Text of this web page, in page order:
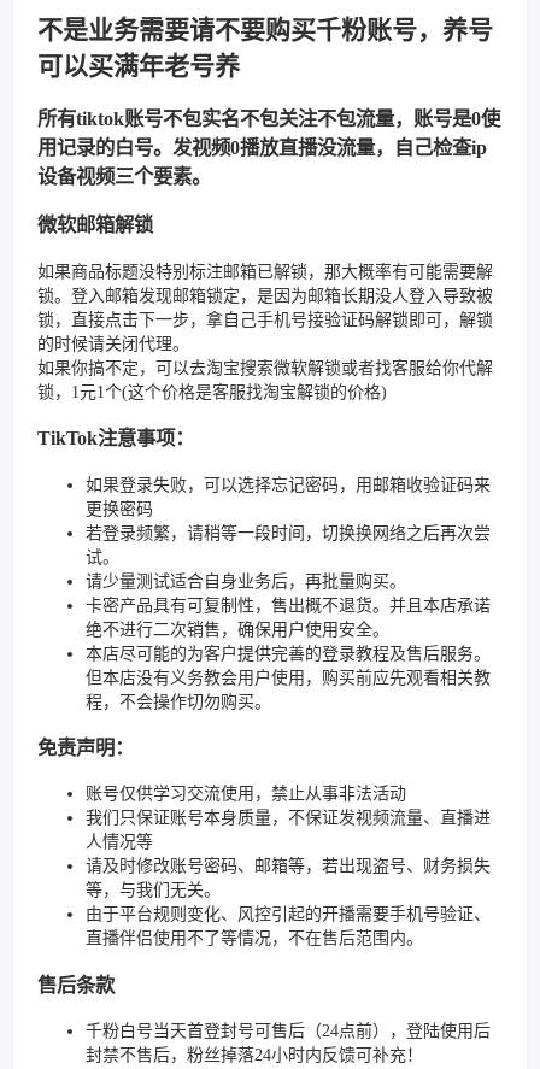
不是业务需要请不要购买千粉账号，养号
可以买满年老号养
所有tiktok账号不包实名不包关注不包流量，账号是0使
用记录的白号。发视频0播放直播没流量，自己检查ip
设备视频三个要素。
微软邮箱解锁
如果商品标题没特别标注邮箱已解锁，那大概率有可能需要解
锁。登入邮箱发现邮箱锁定，是因为邮箱长期没人登入导致被
锁，直接点击下一步，拿自己手机号接验证码解锁即可，解锁
的时候请关闭代理。
如果你搞不定，可以去淘宝搜索微软解锁或者找客服给你代解
锁，1元1个(这个价格是客服找淘宝解锁的价格)
TikTok注意事项：
如果登录失败，可以选择忘记密码，用邮箱收验证码来
更换密码
若登录频繁，请稍等一段时间，切换换网络之后再次尝
试。
请少量测试适合自身业务后，再批量购买。
卡密产品具有可复制性，售出概不退货。并且本店承诺
绝不进行二次销售，确保用户使用安全。
本店尽可能的为客户提供完善的登录教程及售后服务。
但本店没有义务教会用户使用，购买前应先观看相关教
程，不会操作切勿购买。
免责声明：
账号仅供学习交流使用，禁止从事非法活动
我们只保证账号本身质量，不保证发视频流量、直播进
人情况等
请及时修改账号密码、邮箱等，若出现盗号、财务损失
等，与我们无关。
由于平台规则变化、风控引起的开播需要手机号验证、
直播伴侣使用不了等情况，不在售后范围内。
售后条款
千粉白号当天首登封号可售后（24点前），登陆使用后
封禁不售后，粉丝掉落24小时内反馈可补充！